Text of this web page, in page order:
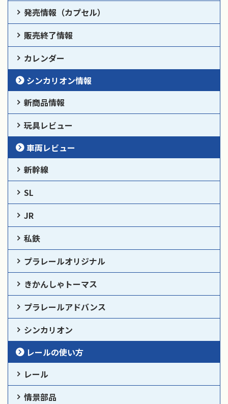
発売情報（カプセル）
販売終了情報
カレンダー
シンカリオン情報
新商品情報
玩具レビュー
車両レビュー
新幹線
SL
JR
私鉄
プラレールオリジナル
きかんしゃトーマス
プラレールアドバンス
シンカリオン
レールの使い方
レール
情景部品